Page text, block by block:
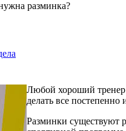
разминка?
Любой хороший тренер
делать все постепенно
Разминки существуют